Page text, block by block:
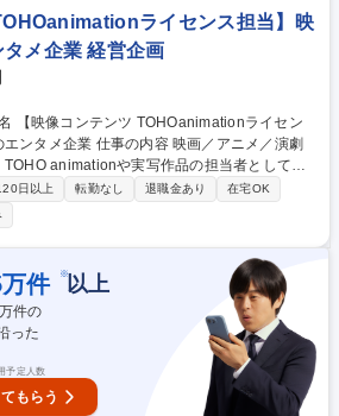
・演劇のエンタメ企業
ライセンス担当】映
メ企業 経営企画
容 映画／アニメ／演劇
animationや実写作品の担当者として、
ション・イベントなどのライセンス業務（営
】1. コミュニケーシ
関係者と協力・連携のできる方。 2. 新規営
挑戦し、物事を前に進めることにやりがいを
ョンが好きな方 【TOHO animation】公式H
ンツ TOHOani
・アニメ等のエンタメ企業
日以上 転勤なし 退職金あり
在宅OK
万件 ※以上
万件の
った
予定人数
もらう